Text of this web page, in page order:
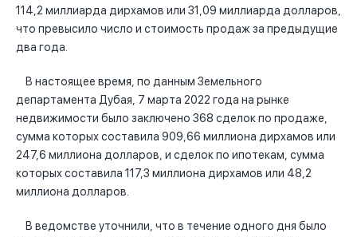
114,2 миллиарда дирхамов или 31,09 миллиарда долларов,
что превысило число и стоимость продаж за предыдущие
два года.
В настоящее время, по данным Земельного
департамента Дубая, 7 марта 2022 года на рынке
недвижимости было заключено 368 сделок по продаже,
сумма которых составила 909,66 миллиона дирхамов или
247,6 миллиона долларов, и сделок по ипотекам, сумма
которых составила 117,3 миллиона дирхамов или 48,2
миллиона долларов.
В ведомстве уточнили, что в течение одного дня было